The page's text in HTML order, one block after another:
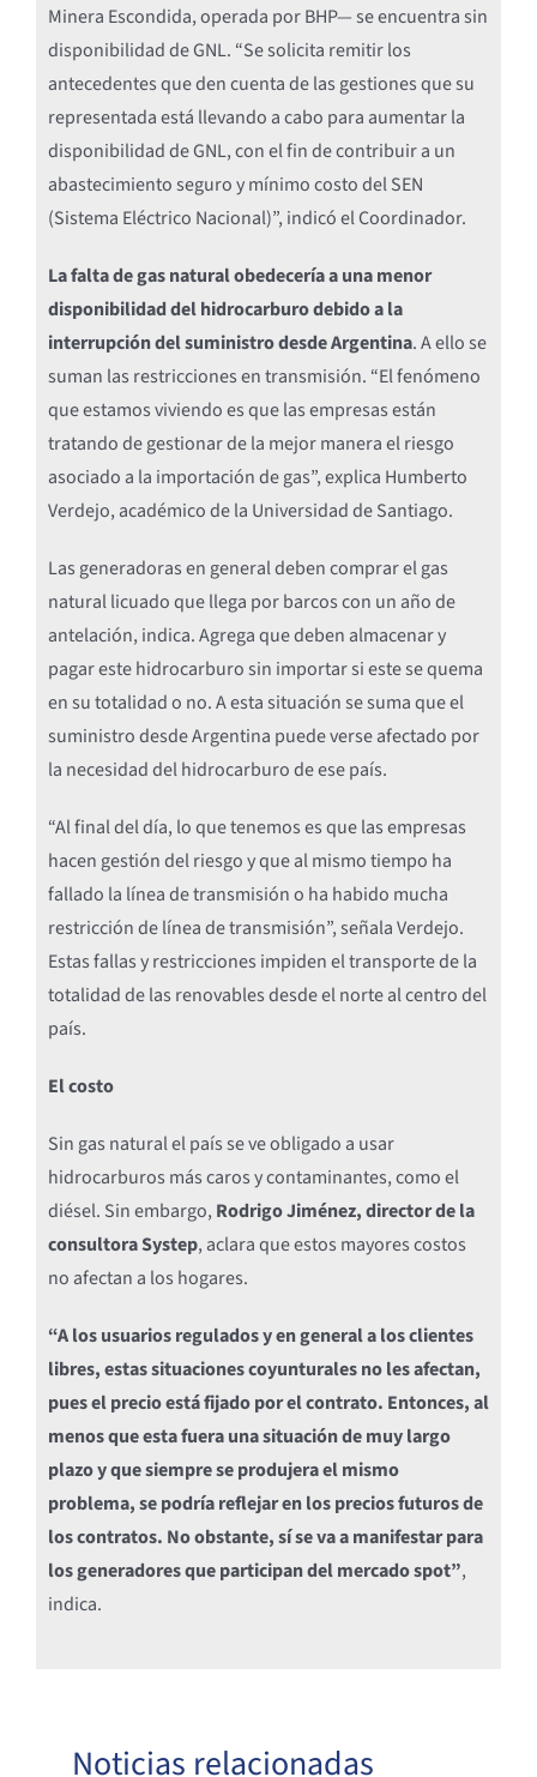
Minera Escondida, operada por BHP— se encuentra sin
disponibilidad de GNL. “Se solicita remitir los
antecedentes que den cuenta de las gestiones que su
representada está llevando a cabo para aumentar la
disponibilidad de GNL, con el fin de contribuir a un
abastecimiento seguro y mínimo costo del SEN
(Sistema Eléctrico Nacional)”, indicó el Coordinador.
La falta de gas natural obedecería a una menor
disponibilidad del hidrocarburo debido a la
interrupción del suministro desde Argentina. A ello se
suman las restricciones en transmisión. “El fenómeno
que estamos viviendo es que las empresas están
tratando de gestionar de la mejor manera el riesgo
asociado a la importación de gas”, explica Humberto
Verdejo, académico de la Universidad de Santiago.
Las generadoras en general deben comprar el gas
natural licuado que llega por barcos con un año de
antelación, indica. Agrega que deben almacenar y
pagar este hidrocarburo sin importar si este se quema
en su totalidad o no. A esta situación se suma que el
suministro desde Argentina puede verse afectado por
la necesidad del hidrocarburo de ese país.
“Al final del día, lo que tenemos es que las empresas
hacen gestión del riesgo y que al mismo tiempo ha
fallado la línea de transmisión o ha habido mucha
restricción de línea de transmisión”, señala Verdejo.
Estas fallas y restricciones impiden el transporte de la
totalidad de las renovables desde el norte al centro del
país.
El costo
Sin gas natural el país se ve obligado a usar
hidrocarburos más caros y contaminantes, como el
diésel. Sin embargo, Rodrigo Jiménez, director de la
consultora Systep, aclara que estos mayores costos
no afectan a los hogares.
“A los usuarios regulados y en general a los clientes
libres, estas situaciones coyunturales no les afectan,
pues el precio está fijado por el contrato. Entonces, al
menos que esta fuera una situación de muy largo
plazo y que siempre se produjera el mismo
problema, se podría reflejar en los precios futuros de
los contratos. No obstante, sí se va a manifestar para
los generadores que participan del mercado spot”,
indica.
Noticias relacionadas